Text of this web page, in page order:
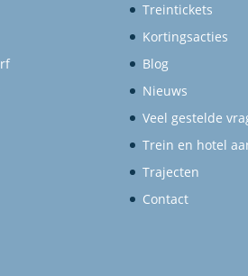
Treintickets
Kortingsacties
Blog
Nieuws
Veel gestelde
Trein en hotel
Trajecten
Contact